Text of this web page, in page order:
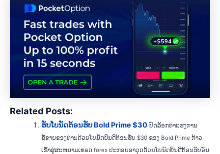
Related Posts:
ຮັບໂບນັດຕ້ອນຮັບ Bold Prime $30 ປົດລັອກທ່າແຮງການ
ຊື້ຂາຍຂອງທ່ານດ້ວຍໂບນັດຍິນດີຕ້ອນຮັບ $30 ຂອງ Bold Prime ກ້າວ
ເຂົ້າສູ່ສະຫນາມເທຣດ forex ປະກອບອາວຸດດ້ວຍໂບນັດຍິນດີຕ້ອນຮັບອັນ